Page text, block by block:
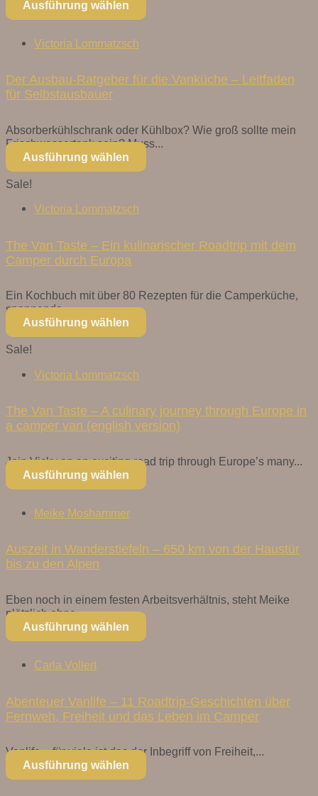
Ausführung wählen
Victoria Lommatzsch
Der Ausbau-Ratgeber für die Vanküche – Leitfaden
für Selbstausbauer
Absorberkühlschrank oder Kühlbox? Wie groß sollte mein
Frischwassertank sein? Muss...
Ausführung wählen
Sale!
Victoria Lommatzsch
The Van Taste – Ein kulinarischer Roadtrip mit dem
Camper durch Europa
Ein Kochbuch mit über 80 Rezepten für die Camperküche,
spannende...
Ausführung wählen
Sale!
Victoria Lommatzsch
The Van Taste – A culinary journey through Europe in
a camper van (english version)
Join Vicky on an exciting road trip through Europe’s many...
Ausführung wählen
Meike Moshammer
Auszeit in Wanderstiefeln – 650 km von der Haustür
bis zu den Alpen
Eben noch in einem festen Arbeitsverhältnis, steht Meike
plötzlich ohne...
Ausführung wählen
Carla Vollert
Abenteuer Vanlife – 11 Roadtrip-Geschichten über
Fernweh, Freiheit und das Leben im Camper
Vanlife – für viele ist das der Inbegriff von Freiheit,...
Ausführung wählen